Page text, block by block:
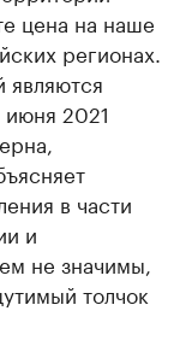
цена на наше
регионах.
являются
2021
в части
и
не значимы,
толчок